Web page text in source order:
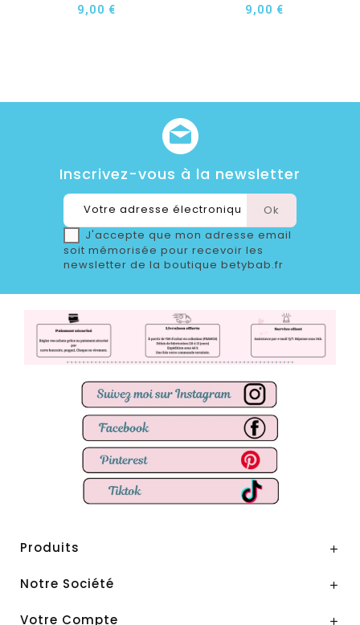
9,00 € 9,00 €
Inscrivez-vous à la newsletter
J'accepte que mon adresse email
soit mémorisée pour recevoir les
newsletter de la boutique betybab.fr
Produits 
Notre Société 
Votre Compte 